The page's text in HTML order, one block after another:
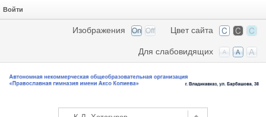
Войти
Цвет сайта
Изображения
Для слабовидящих